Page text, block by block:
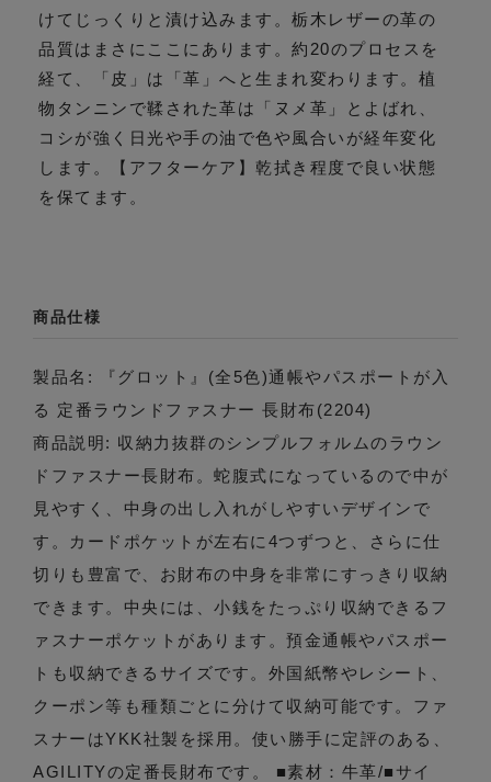
けてじっくりと漬け込みます。栃木レザーの革の
品質はまさにここにあります。約20のプロセスを
経て、「皮」は「革」へと生まれ変わります。植
物タンニンで鞣された革は「ヌメ革」とよばれ、
コシが強く日光や手の油で色や風合いが経年変化
します。【アフターケア】乾拭き程度で良い状態
を保てます。
商品仕様
製品名: 『グロット』(全5色)通帳やパスポートが入
る 定番ラウンドファスナー 長財布(2204)
商品説明: 収納力抜群のシンプルフォルムのラウン
ドファスナー長財布。蛇腹式になっているので中が
見やすく、中身の出し入れがしやすいデザインで
す。カードポケットが左右に4つずつと、さらに仕
切りも豊富で、お財布の中身を非常にすっきり収納
できます。中央には、小銭をたっぷり収納できるフ
ァスナーポケットがあります。預金通帳やパスポー
トも収納できるサイズです。外国紙幣やレシート、
クーポン等も種類ごとに分けて収納可能です。ファ
スナーはYKK社製を採用。使い勝手に定評のある、
AGILITYの定番長財布です。 ■素材：牛革/■サイ